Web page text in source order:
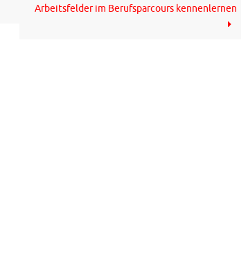
Arbeitsfelder im Berufsparcours kennenlernen